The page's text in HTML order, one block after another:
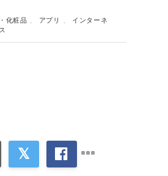
化粧品 アプリ
インターネ